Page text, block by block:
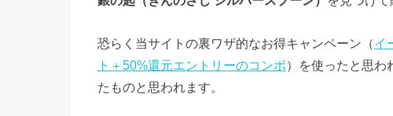
恐らく当サイトの裏ワザ的なお得キャンペーン（イ
ト＋50%還元エントリーのコンボ）を使ったと思わ
たものと思われます。